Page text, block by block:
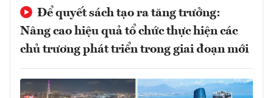
Để quyết sách tạo ra tăng trưởng:
Nâng cao hiệu quả tổ chức thực hiện các
chủ trương phát triển trong giai đoạn mới